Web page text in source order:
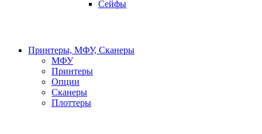
Сейфы
Принтеры, МФУ, Сканеры
МФУ
Принтеры
Опции
Сканеры
Плоттеры